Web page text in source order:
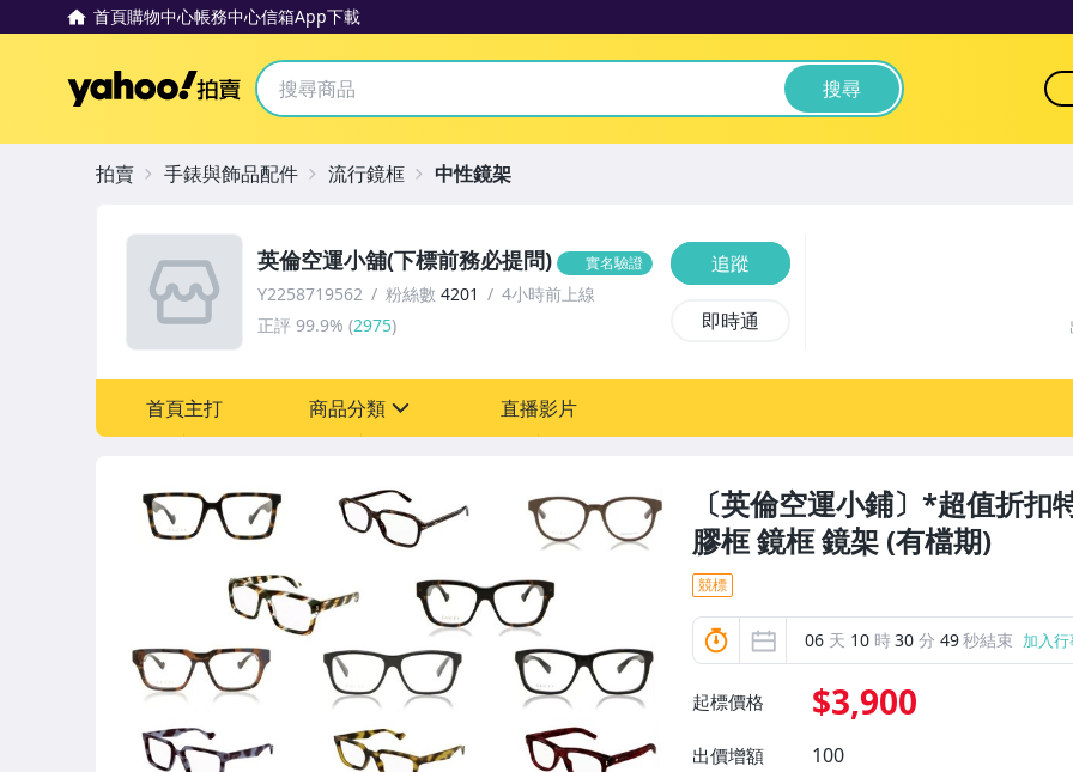
首頁購物中心帳務中心信箱App下載
Yahoo拍賣 搜尋
〔英倫空運小鋪〕*超值折
膠框 鏡框 鏡架 (有檔期)
競標
06 天 10 時30 分 48秒結束 加入
起標價格 $3,900
出價增額 100
英倫空運小舖(下標前務必提問) 實名驗證
Y2258719562 粉絲數 4201
4小時前上線
正評 99.9% (2975)
追蹤
即時通
首頁主打 商品分類
手機、配件與通訊
男性精品與服飾
女裝與服飾配件
女包精品與女鞋
直播影片
拍賣 手錶與飾品配件 流行鏡框 中性鏡架